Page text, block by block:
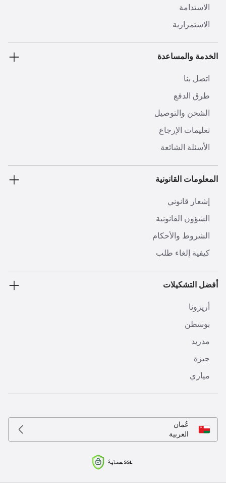
الاستدامة
الاستمرارية
الخدمة والمساعدة
اتصل بنا
طرق الدفع
الشحن والتوصيل
تعليمات الإرجاع
الأسئلة الشائعة
المعلومات القانونية
إشعار قانوني
الشؤون القانونية
الشروط والأحكام
كيفية إلغاء طلب
أفضل التشكيلات
أريزونا
بوسطن
مدريد
جيزة
مياري
عُمان
العربية